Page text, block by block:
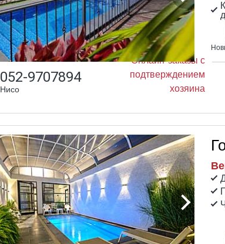
Во многих романтических гостевых
частный бассейн и/или сухую
Онлайн-заказы с
подтверждением
хозяина
052-9707894
Нисо